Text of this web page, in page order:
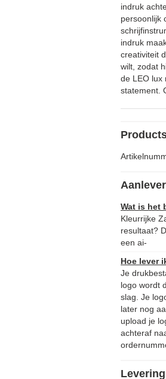
indruk
persoonlijk
indruk
creativiteit
wilt, zodat
de LEO lux
statement.
Wat is het
Kleurrijke
resultaat?
een ai-
Hoe lever
Je
logo wordt
slag. Je
later nog
upload je
achteraf
Levering